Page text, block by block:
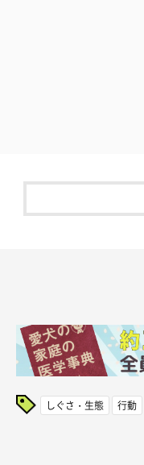
しぐさ・生態 行動